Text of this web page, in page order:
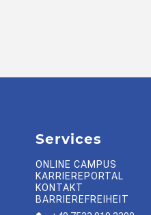
Services
ONLINE CAMPUS
KARRIEREPORTAL
KONTAKT
BARRIEREFREIHEIT